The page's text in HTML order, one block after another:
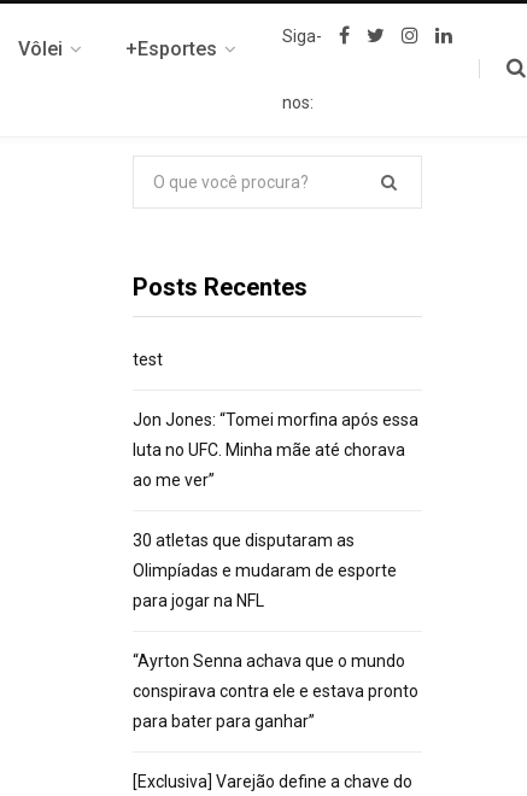
Vôlei +Esportes
Siga-
nos:
F
I
L
Pesquisar
por:
Posts Recentes
test
Jon Jones: “Tomei morfina após essa
luta no UFC. Minha mãe até chorava
ao me ver”
30 atletas que disputaram as
Olimpíadas e mudaram de esporte
para jogar na NFL
“Ayrton Senna achava que o mundo
conspirava contra ele e estava pronto
para bater para ganhar”
[Exclusiva] Varejão define a chave do